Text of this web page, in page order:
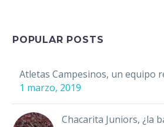
POPULAR POSTS
Atletas Campesinos, un equipo
1 marzo, 2019
Chacarita Juniors, ¿la